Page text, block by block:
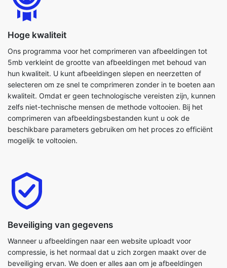
Ons programma voor het comprimeren van afbeeldingen tot
5mb verkleint de grootte van afbeeldingen met behoud van
hun kwaliteit. U kunt afbeeldingen slepen en neerzetten of
kwaliteit. Omdat er geen technologische vereisten zijn, kunnen
zelfs niet-technische mensen de methode voltooien. Bij het
comprimeren van afbeeldingsbestanden kunt u ook de
beschikbare parameters gebruiken om het proces zo efficiënt
mogelijk te voltooien.
Beveiliging van gegevens
Wanneer u afbeeldingen naar een website uploadt voor
compressie, is het normaal dat u zich zorgen maakt over de
beveiliging ervan. We doen er alles aan om je afbeeldingen
afbeeldingen naar 5mb geen afbeeldingen naar de server
uploadt en in plaats daarvan alle bewerkingen in de browser